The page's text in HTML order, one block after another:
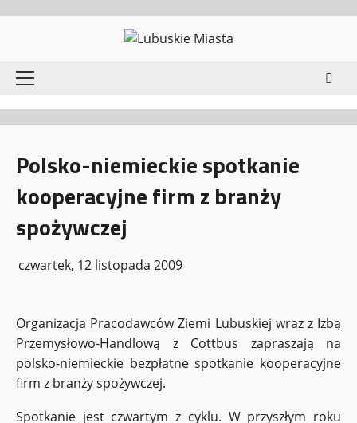
Menu
główne
Polsko-niemieckie spotkanie
kooperacyjne firm z branży
spożywczej
czwartek, 12 listopada 2009
Organizacja Pracodawców Ziemi Lubuskiej wraz z Izbą
Przemysłowo-Handlową z Cottbus zapraszają na
polsko-niemieckie bezpłatne spotkanie kooperacyjne
firm z branży spożywczej.
Spotkanie jest czwartym z cyklu. W przyszłym roku